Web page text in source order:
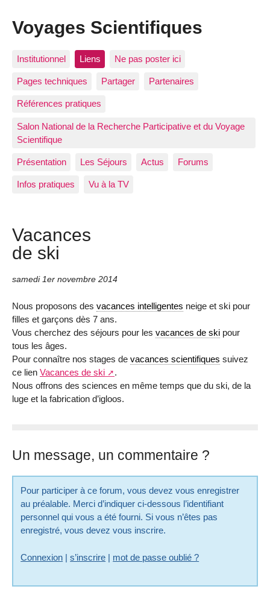
Voyages Scientifiques
Institutionnel Liens Ne pas poster ici
Pages techniques Partager Partenaires
Références pratiques
Salon National de la Recherche Participative et du Voyage
Scientifique
Présentation Les Séjours Actus Forums
Infos pratiques Vu à la TV
Vacances
de ski
samedi 1er novembre 2014
Nous proposons des vacances intelligentes neige et ski pour
filles et garçons dès 7 ans.
Vous cherchez des séjours pour les vacances de ski pour
tous les âges.
Pour connaître nos stages de vacances scientifiques suivez
ce lien Vacances de ski
.
Nous offrons des sciences en même temps que du ski, de la
luge et la fabrication d’igloos.
Un message, un commentaire ?
Pour participer à ce forum, vous devez vous enregistrer
au préalable. Merci d’indiquer ci-dessous l’identifiant
personnel qui vous a été fourni. Si vous n’êtes pas
enregistré, vous devez vous inscrire.
Connexion |s’inscrire | mot de passe oublié ?